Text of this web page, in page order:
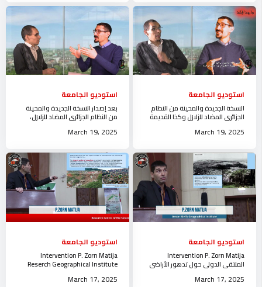
استوديو الجامعة
النسخة الجديدة والمحينة من النظام
الجزائري المضاد للزلازل وكذا القديمة
March 19, 2025
استوديو الجامعة
بعد إصدار النسخة الجديدة والمحينة
من النظام الجزائري المضاد للزلازل،
March 19, 2025
استوديو الجامعة
Intervention P. Zorn Matija
الملتقى الدولي حول تدهور الأراضي
March 17, 2025
استوديو الجامعة
Intervention P. Zorn Matija
Reserch Geographical Institute
March 17, 2025